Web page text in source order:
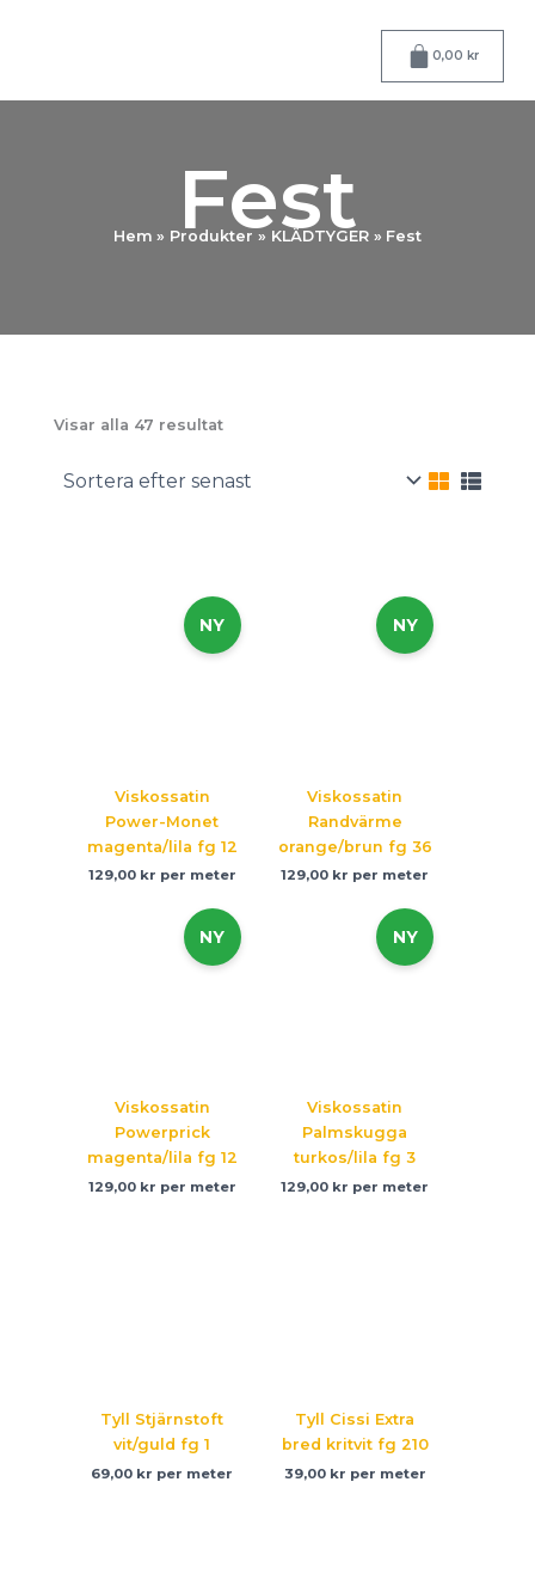
0,00 kr
Varukorg
Fest
Hem Produkter KLÄDTYGER Fest
Visar alla 47 resultatSortera
NY
Viskossatin
Power-Monet
magenta/lila fg 12
129,00 kr per meter
NY
Viskossatin
Randvärme
orange/brun fg 36
129,00 kr per meter
NY
Viskossatin
Powerprick
magenta/lila fg 12
129,00 kr per meter
NY
Viskossatin
Palmskugga
turkos/lila fg 3
129,00 kr per meter
Tyll Stjärnstoft
vit/guld fg 1
69,00 kr per meter
Tyll Cissi Extra
bred kritvit fg 210
39,00 kr per meter